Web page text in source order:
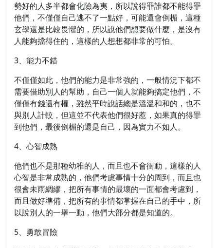
勢好的人多半都會化險為夷，所以說得罪誰都不能得罪
他們，不僅僅自己逃不了一點好，可能還會倒楣，這種
玄學還是比較畏懼的，所以說他們想要做什麼，是沒有
人能夠擋得住的，這樣的人想想都非常的可怕。
3、能力不錯
不僅僅如此，他們的能力是非常強的，一般情況下都不
需要借助別人的幫助，自己一個人就能夠搞定他們，不
僅僅有錢還有權，雖然平時說話總是溫溫和和的，也不
與別人計較，但這並不代表他們很好惹，如果真的得罪
到他們，最後倒楣的還是自己，因為實力不如人。
4、心智成熟
他們也不是那種幼稚的人，而且也不會衝動，這樣的人
心智是非常成熟的，他們考慮事情十分的周到，而且也
很會未雨綢繆，把所有事情的最壞的一面都會考慮到，
而且做好準備，把所有的事情都掌握在自己的手中，所
以說別人的一舉一動，他們大部分都是知道的。
5、勇敢冒險